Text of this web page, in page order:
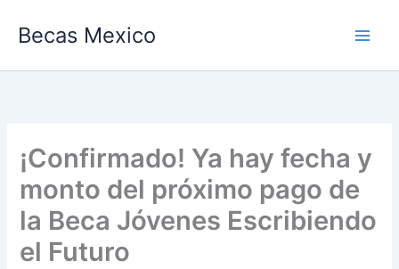
Becas Mexico
¡Confirmado! Ya hay fecha y
monto del próximo pago de
la Beca Jóvenes Escribiendo
el Futuro